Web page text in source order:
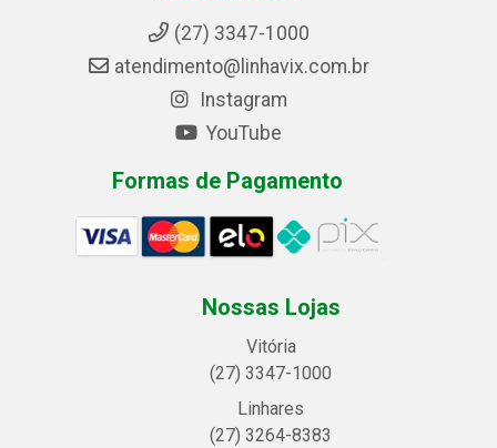
(27) 3347-1000
atendimento@linhavix.com.br
Instagram
YouTube
Formas de Pagamento
Nossas Lojas
Vitória
(27) 3347-1000
Linhares
(27) 3264-8383